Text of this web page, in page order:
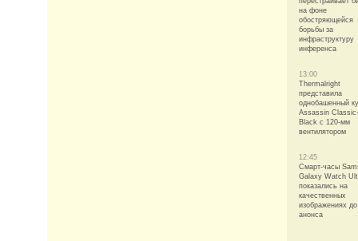
на фоне
обостряющейся
борьбы за
инфраструктуру
инференса
13:00
Thermalright
представила
однобашенный
Assassin
Black с 120-мм
вентилятором
12:45
Смарт-часы
Galaxy Watch
показались на
качественных
изображениях до
анонса